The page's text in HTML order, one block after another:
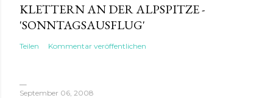
KLETTERN AN DER ALPSPITZE -
'SONNTAGSAUSFLUG'
Teilen Kommentar veröffentlichen
September 06, 2008